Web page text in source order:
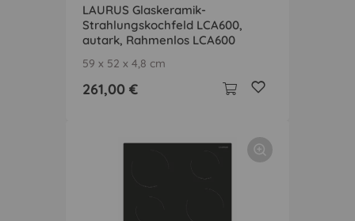
LAURUS Glaskeramik-
Strahlungskochfeld LCA600,
autark, Rahmenlos LCA600
59 x 52 x 4,8 cm
261,00 €